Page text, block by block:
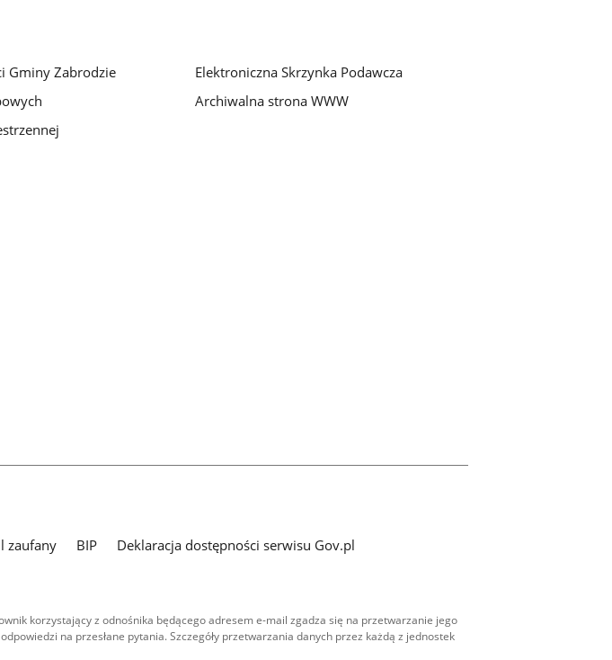
Gminy Zabrodzie
Elektroniczna Skrzynka Podawcza
Archiwalna strona WWW
zaufany BIP
Deklaracja dostępności serwisu Gov.pl
korzystający z odnośnika będącego adresem e-mail zgadza się na przetwarzanie jego
na przesłane pytania. Szczegóły przetwarzania danych przez każdą z jednostek